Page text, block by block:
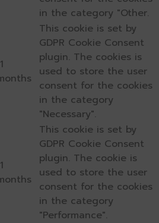
in the category "Other.
This cookie is set by
GDPR Cookie Consent
plugin. The cookies is
used to store the user
consent for the cookies
in the category
"Necessary".
This cookie is set by
GDPR Cookie Consent
plugin. The cookie is
used to store the user
consent for the cookies
in the category
"Performance".